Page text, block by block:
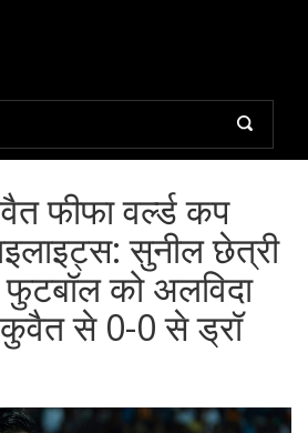
फीफा वर्ल्ड कप
सुनील छेत्री
फुटबॉल को अलविदा
से 0-0 से ड्रॉ